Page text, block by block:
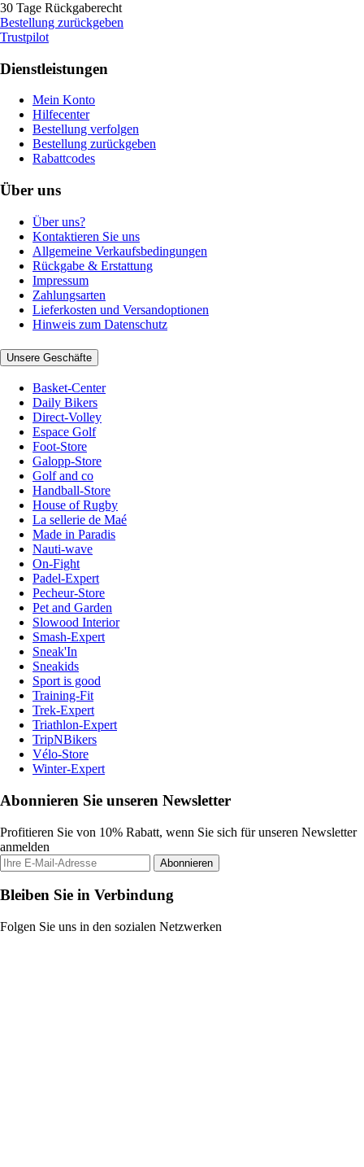
30 Tage Rückgaberecht
Bestellung zurückgeben
Trustpilot
Dienstleistungen
Mein Konto
Hilfecenter
Bestellung verfolgen
Bestellung zurückgeben
Rabattcodes
Über uns
Über uns?
Kontaktieren Sie uns
Allgemeine Verkaufsbedingungen
Rückgabe & Erstattung
Impressum
Zahlungsarten
Lieferkosten und Versandoptionen
Hinweis zum Datenschutz
Unsere Geschäfte
Basket-Center
Daily Bikers
Direct-Volley
Espace Golf
Foot-Store
Galopp-Store
Golf and co
Handball-Store
House of Rugby
La sellerie de Maé
Made in Paradis
Nauti-wave
On-Fight
Padel-Expert
Pecheur-Store
Pet and Garden
Slowood Interior
Smash-Expert
Sneak'In
Sneakids
Sport is good
Training-Fit
Trek-Expert
Triathlon-Expert
TripNBikers
Vélo-Store
Winter-Expert
Abonnieren Sie unseren Newsletter
Profitieren Sie von 10% Rabatt, wenn Sie sich für unseren Newsletter
anmelden
Abonnieren
Bleiben Sie in Verbindung
Folgen Sie uns in den sozialen Netzwerken